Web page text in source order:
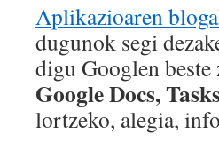
Aplikazioaren
dugunok segi
digu Googlen
Google Docs,
lortzeko, alegia,